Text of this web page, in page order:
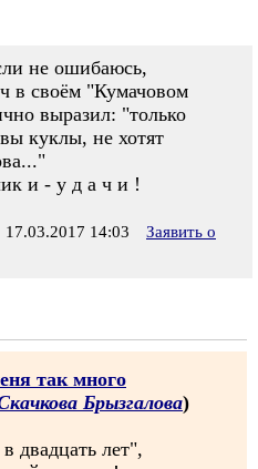
не ошибаюсь,
в своём "Кумачовом
выразил: "только
куклы, не хотят
и - у д а ч и !
17.03.2017 14:03
Заявить о
так много
Брызгалова)
двадцать лет",